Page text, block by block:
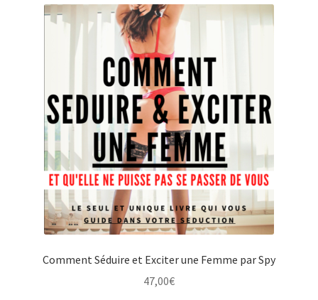
Comment Séduire et Exciter une Femme par Spy
47,00€